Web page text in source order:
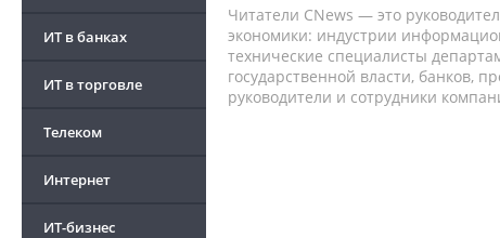
ИТ в банках
ИТ в торговле
Телеком
Интернет
ИТ-бизнес
Читатели CNews — это
экономики: индустрии
технические специалисты
государственной власти, банков,
руководители и сотрудники